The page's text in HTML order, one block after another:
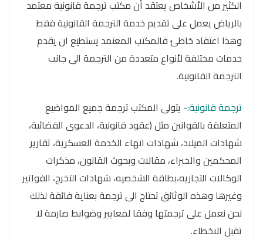
الكثير من الأشخاص يعتقد أن مكتب ترجمة قانونية معتمد
بالرياض يعمل على تقديم خدمة الترجمة القانونية فقط
وهذا اعتقاد خاطئ فالمكتب المعتمد يستطيع ان يقدم
خدمات مختلفة لأنواع متعددة من الترجمة الى جانب
الترجمة القانونية.
ترجمة قانونية:- يتولى المكتب ترجمة جميع المواضيع
المتعلقة بالقوانين مثل (عقود قانونية، الدعوى القضائية،
شهادات الميلاد، شهادات انهاء الخدمة العسكرية، تقارير
المحكمين والخبراء، مقالات وبحوث القانون، مذكرات
الوكالات التجاريه،بطاقة الشخصيه، شهادات التخرج، الفواتير
وغيرها وهذه الوثائق تحتاج الى ترجمة بعناية فائقة لذلك
نحن نعمل على ترجمتها وفقا لمعايير وضوابط صارمة لا
تقبل الاخطاء.